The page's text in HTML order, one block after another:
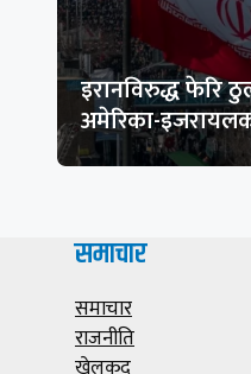
इरानविरुद्ध फेरि
अमेरिका-
समाचार
समाचार
राजनीति